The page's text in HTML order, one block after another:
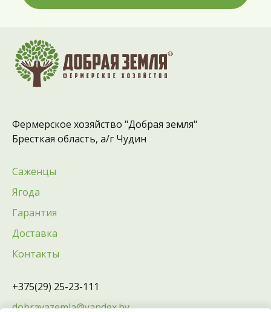
Фермерское хозяйство "Добрая земля"
Бресткая область, а/г Чудин
Саженцы
Ягода
Гарантия
Доставка
Контакты
+375(29) 25-23-111
dobrayazemla@yandex.by